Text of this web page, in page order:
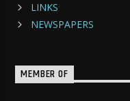
LINKS
NEWSPAPERS
MEMBER OF